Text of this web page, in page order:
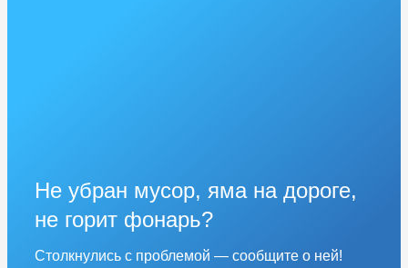
Не убран мусор, яма на дороге,
не горит фонарь?
Столкнулись с проблемой — сообщите о ней!